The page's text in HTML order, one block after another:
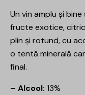
Un vin amplu și
fructe exotice,
plin și rotund, cu
o tentă minerală
final.
– Alcool: 13%